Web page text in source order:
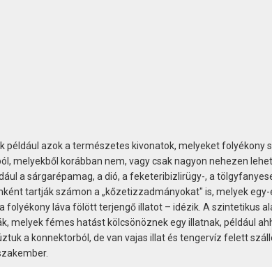
például azok a természetes kivonatok, melyeket folyékony
melyekből korábban nem, vagy csak nagyon nehezen
a sárgarépamag, a dió, a feketeribizlirügy-, a
tartják számon a „kőzetizzadmányokat" is, melyek
folyékony láva fölött terjengő illatot – idézik. A szintetikus
melyek fémes hatást kölcsönöznek egy illatnak, például
a konnektorból, de van vajas illat és tengervíz felett